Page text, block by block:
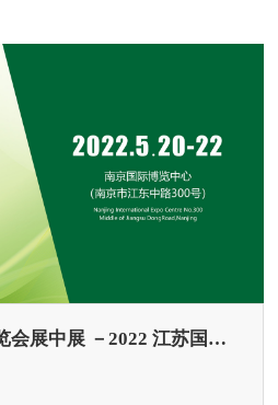
中国国际服装服饰博览会展中展 －2022 江苏国际纺织服装供应链展